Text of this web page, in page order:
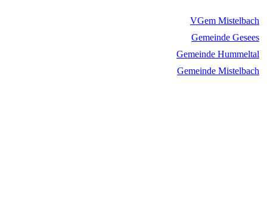
VGem Mistelbach
Gemeinde Gesees
Gemeinde Hummeltal
Gemeinde Mistelbach